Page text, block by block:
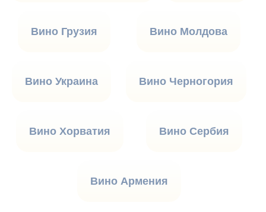
Вино Грузия Вино Молдова
Вино Украина Вино Черногория
Вино Хорватия Вино Сербия
Вино Армения